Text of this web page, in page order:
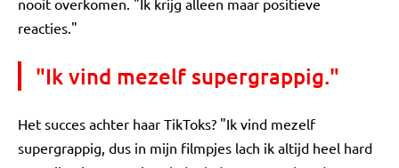
nooit overkomen. "Ik krijg alleen maar positieve
reacties."
"Ik vind mezelf supergrappig."
Het succes achter haar TikToks? "Ik vind mezelf
supergrappig, dus in mijn filmpjes lach ik altijd heel hard